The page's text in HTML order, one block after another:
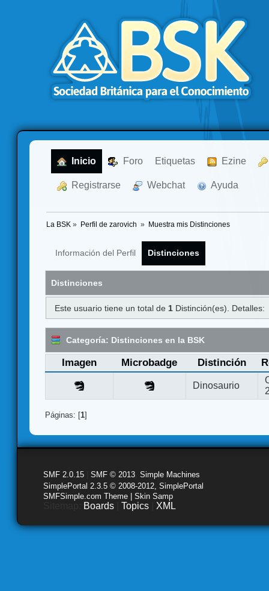
Inicio Foro Etiquetas Ezine
Registrarse Webchat Ayuda
La BSK » Perfil de zarovich » Muestra mis Distinciones
Información del Perfil Distinciones
Distinciones
Este usuario tiene un total de 1 Distinción(es). Detalles:
Categoría: Distinciones en la BSK
Imagen Microbadge Distinción
Dinosaurio
Páginas: [1]
SMF 2.0.15 SMF © 2013 Simple Machines
SimplePortal 2.3.5 © 2008-2012, SimplePortal
SMFSimple.com Theme | Skin Samp
Boards Topics XML